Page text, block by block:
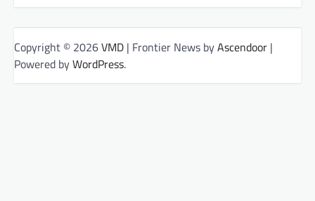
Copyright © 2026VMD | Frontier News byAscendoor |
Powered byWordPress.